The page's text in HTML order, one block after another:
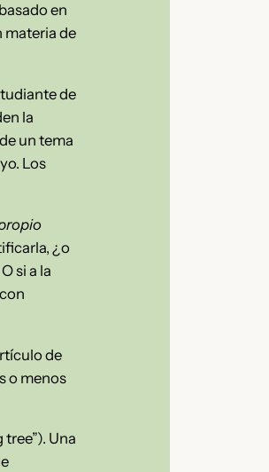
en
materia de
de
la
un tema
Los
¿o
si a la
de
o menos
Una